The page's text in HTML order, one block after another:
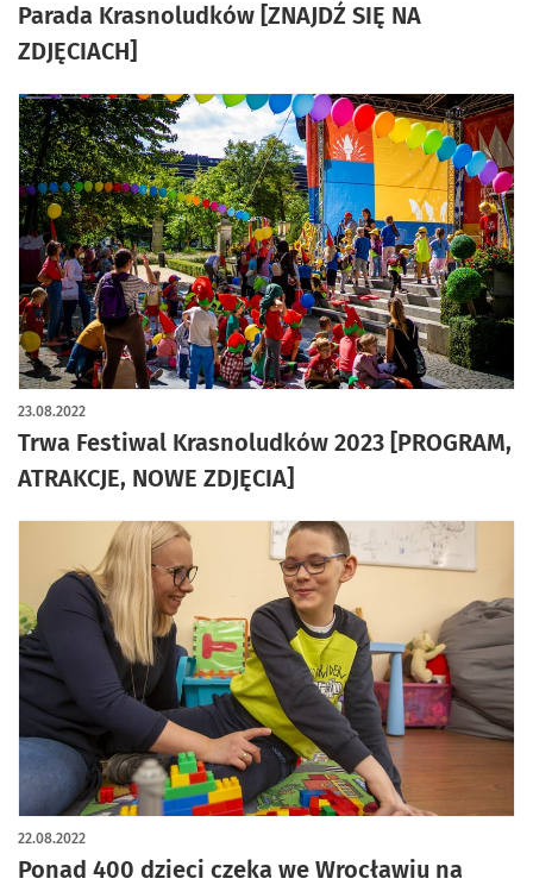
Parada Krasnoludków [ZNAJDŹ SIĘ NA
ZDJĘCIACH]
Trwa Festiwal Krasnoludków 2023 [PROGRAM,
ATRAKCJE, NOWE ZDJĘCIA]
23.08.2022
Ponad 400 dzieci czeka we Wrocławiu na
22.08.2022